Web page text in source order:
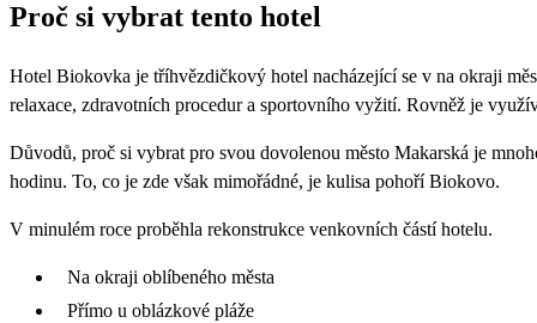
Proč si vybrat tento hotel
Hotel Biokovka je tříhvězdičkový hotel nacházející se v na okraji
relaxace, zdravotních procedur a sportovního vyžití. Rovněž je
Důvodů, proč si vybrat pro svou dovolenou město Makarská je
hodinu. To, co je zde však mimořádné, je kulisa pohoří Biokovo.
V minulém roce proběhla rekonstrukce venkovních částí hotelu.
Na okraji oblíbeného města
Přímo u oblázkové pláže